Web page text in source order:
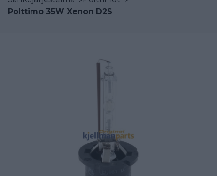
Polttimo 35W Xenon D2S